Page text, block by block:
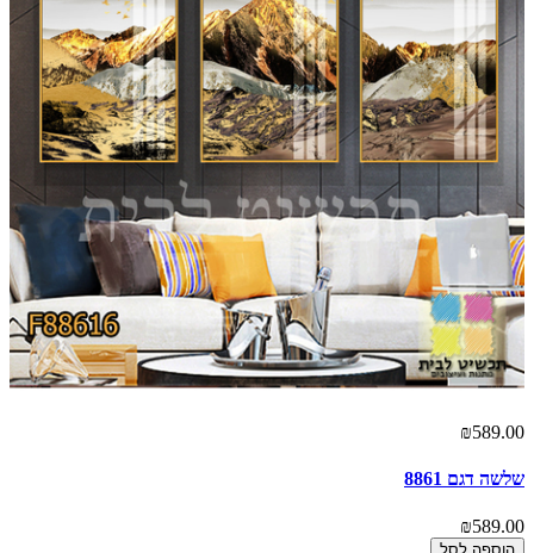
₪589.00
שלשה דגם 8861
₪589.00